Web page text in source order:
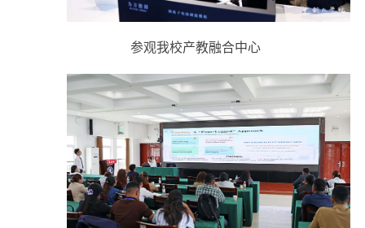
参观我校产教融合中心